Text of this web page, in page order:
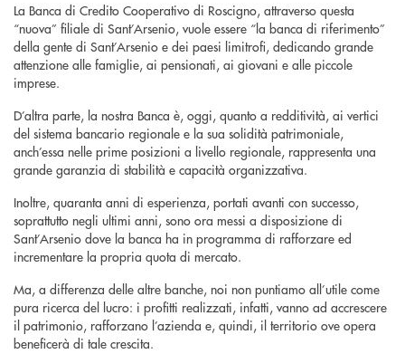
La Banca di Credito Cooperativo di Roscigno, attraverso questa
“nuova” filiale di Sant’Arsenio, vuole essere “la banca di riferimento”
della gente di Sant’Arsenio e dei paesi limitrofi, dedicando grande
attenzione alle famiglie, ai pensionati, ai giovani e alle piccole
imprese.
D’altra parte, la nostra Banca è, oggi, quanto a redditività, ai vertici
del sistema bancario regionale e la sua solidità patrimoniale,
anch’essa nelle prime posizioni a livello regionale, rappresenta una
grande garanzia di stabilità e capacità organizzativa.
Inoltre, quaranta anni di esperienza, portati avanti con successo,
soprattutto negli ultimi anni, sono ora messi a disposizione di
Sant’Arsenio dove la banca ha in programma di rafforzare ed
incrementare la propria quota di mercato.
Ma, a differenza delle altre banche, noi non puntiamo all’utile come
pura ricerca del lucro: i profitti realizzati, infatti, vanno ad accrescere
il patrimonio, rafforzano l’azienda e, quindi, il territorio ove opera
beneficerà di tale crescita.